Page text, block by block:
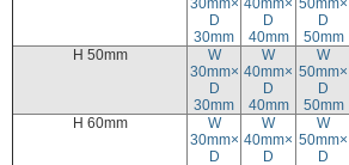
D
30mm
D
40mm
D
50mm
H 50mm
W
30mm×
D
30mm
W
40mm×
D
40mm
W
50mm×
D
50mm
H 60mm
W
30mm×
D
W
40mm×
D
W
50mm×
D